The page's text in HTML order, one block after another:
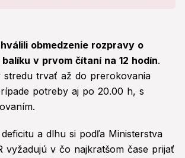
obmedzenie rozpravy o
v prvom čítaní na 12 hodín.
stredu trvať až do prerokovania
potreby aj po 20.00 h, s
a dlhu si podľa Ministerstva
vyžadujú v čo najkratšom čase prijať